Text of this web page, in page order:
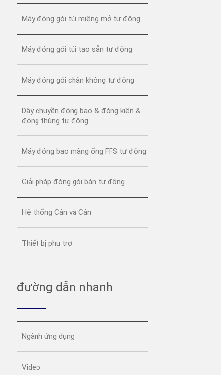
Máy đóng gói túi miệng mở tự động
Máy đóng gói túi tạo sẵn tự động
Máy đóng gói chân không tự động
Dây chuyền đóng bao & đóng kiện &
đóng thùng tự động
Máy đóng bao màng ống FFS tự động
Giải pháp đóng gói bán tự động
Hệ thống Cân và Cân
Thiết bị phụ trợ
đường dẫn nhanh
Ngành ứng dụng
Video